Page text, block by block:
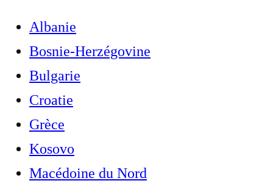
Albanie
Bosnie-Herzégovine
Bulgarie
Croatie
Grèce
Kosovo
Macédoine du Nord